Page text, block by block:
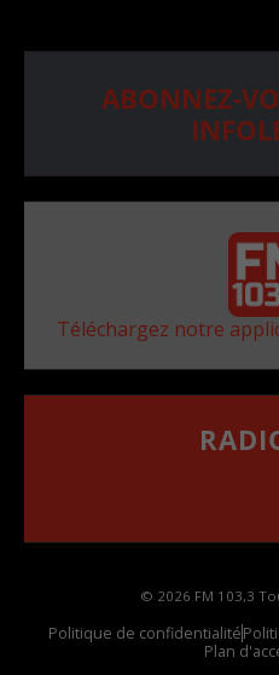
ABONNEZ-
Téléchargez notre
© 2026 FM 103,3
Politique de confidentialité
Plan